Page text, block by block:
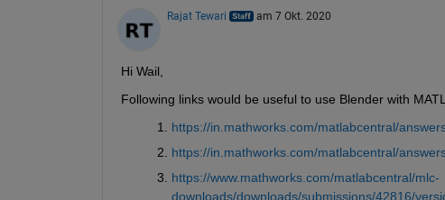
Rajat Tewari am 7 Okt. 2020
Hi Wail,
Following links would be useful to use Blender with
https://in.mathworks.com/matlabcentral/
https://in.mathworks.com/matlabcentral/
https://www.mathworks.com/matlabcentral/mlc-
downloads/downloads/submissions/42816/